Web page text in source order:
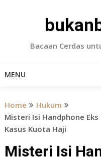
Bacaan Cerdas
MENU
Home
Hukum
Misteri Isi Handphone
Kasus Kuota Haji
Misteri Isi